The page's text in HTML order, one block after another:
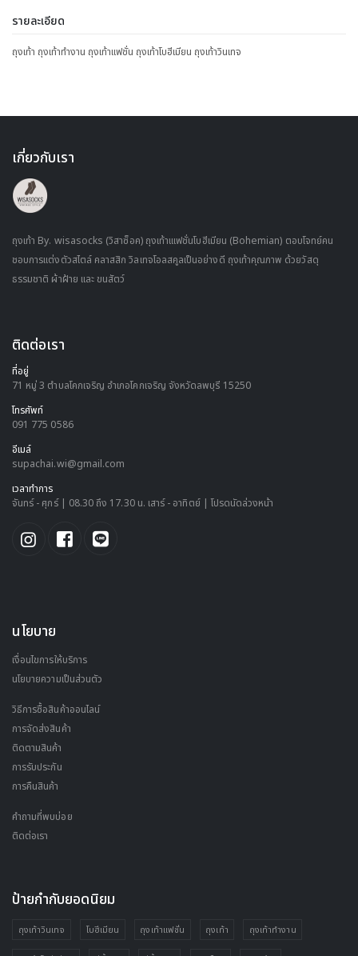
รายละเอียด
ถุงเท้า ถุงเท้าทำงาน ถุงเท้าแฟชั่น ถุงเท้าโบฮีเมียน ถุงเท้าวินเทจ
เกี่ยวกับเรา
ถุงเท้า By. wisasocks (วิสาซ็อค) ถุงเท้าเแฟชั่นโบฮีเมียน (Bohemian) ตอบโจทย์คน
ชอบการแต่งตัวสไตล์ คลาสสิก วิลเทจโอลสคูลเป็นอย่างดี ถุงเท้าคุณภาพ ด้วยวัสดุ
ธรรมชาติ ผ้าฝ้าย และ ขนสัตว์
ติดต่อเรา
ที่อยู่
71 หมู่ 3 ตำบลโคกเจริญ อำเภอโคกเจริญ จังหวัดลพบุรี 15250
โทรศัพท์
091 775 0586
อีเมล์
supachai.wi@gmail.com
เวลาทำการ
จันทร์ - ศุกร์ | 08.30 ถึง 17.30 น. เสาร์ - อาทิตย์ | โปรดนัดล่วงหน้า
นโยบาย
เงื่อนไขการให้บริการ
นโยบายความเป็นส่วนตัว
วิธีการซื้อสินค้าออนไลน์
การจัดส่งสินค้า
ติดตามสินค้า
การรับประกัน
การคืนสินค้า
คำถามที่พบบ่อย
ติดต่อเรา
ป้ายกำกับยอดนิยม
ถุงเท้าวินเทจ โบฮีเมียน ถุงเท้าแฟชั่น ถุงเท้า ถุงเท้าทำงาน